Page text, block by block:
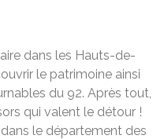
dans les Hauts-de-
le patrimoine ainsi
du 92. Après tout,
qui valent le détour !
le département des